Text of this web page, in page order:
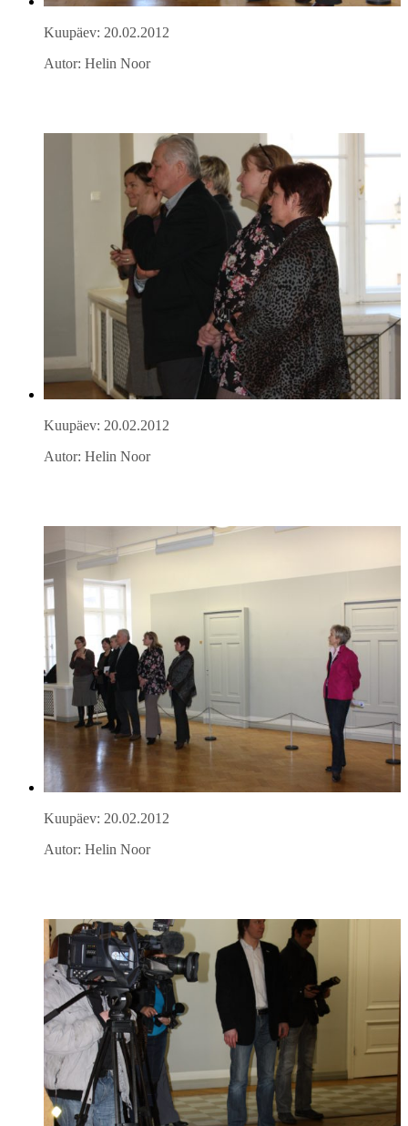
Kuupäev: 20.02.2012
Autor: Helin Noor
Kuupäev: 20.02.2012
Autor: Helin Noor
Kuupäev: 20.02.2012
Autor: Helin Noor